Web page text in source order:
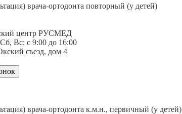
врача-ортодонта повторный (у детей)
центр РУСМЕД
Вс: c 9:00 до 16:00
съезд, дом 4
врача-ортодонта к.м.н., первичный (у детей)